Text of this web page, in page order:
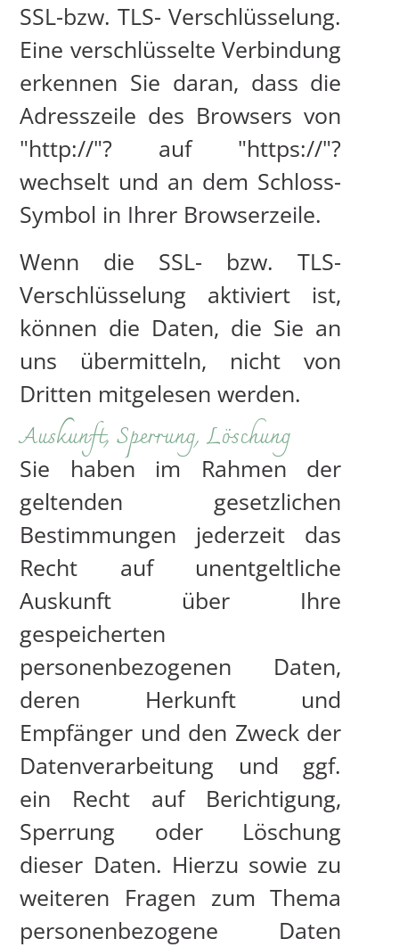
SSL-bzw. TLS- Verschlüsselung.
Eine verschlüsselte Verbindung
erkennen Sie daran, dass die
Adresszeile des Browsers von
"http://"? auf "https://"?
wechselt und an dem Schloss-
Symbol in Ihrer Browserzeile.
Wenn die SSL- bzw. TLS-
Verschlüsselung aktiviert ist,
können die Daten, die Sie an
uns übermitteln, nicht von
Dritten mitgelesen werden.
Auskunft, Sperrung, Löschung
Sie haben im Rahmen der
geltenden gesetzlichen
Bestimmungen jederzeit das
Recht auf unentgeltliche
Auskunft über Ihre
gespeicherten
personenbezogenen Daten,
deren Herkunft und
Empfänger und den Zweck der
Datenverarbeitung und ggf.
ein Recht auf Berichtigung,
Sperrung oder Löschung
dieser Daten. Hierzu sowie zu
weiteren Fragen zum Thema
personenbezogene Daten